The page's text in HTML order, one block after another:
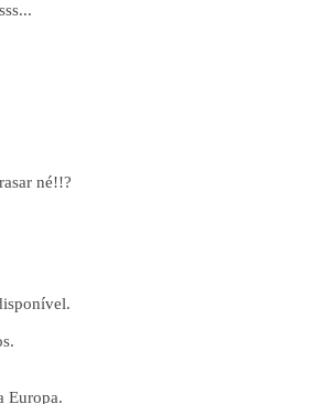
né!!?
Europa.